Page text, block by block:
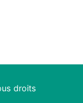
droits